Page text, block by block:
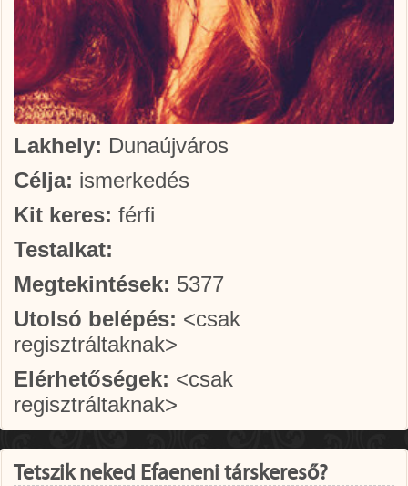
Lakhely: Dunaújváros
Célja: ismerkedés
Kit keres: férfi
Testalkat:
Megtekintések: 5377
Utolsó belépés: <csak
regisztráltaknak>
Elérhetőségek: <csak
regisztráltaknak>
Tetszik neked Efaeneni társkereső?